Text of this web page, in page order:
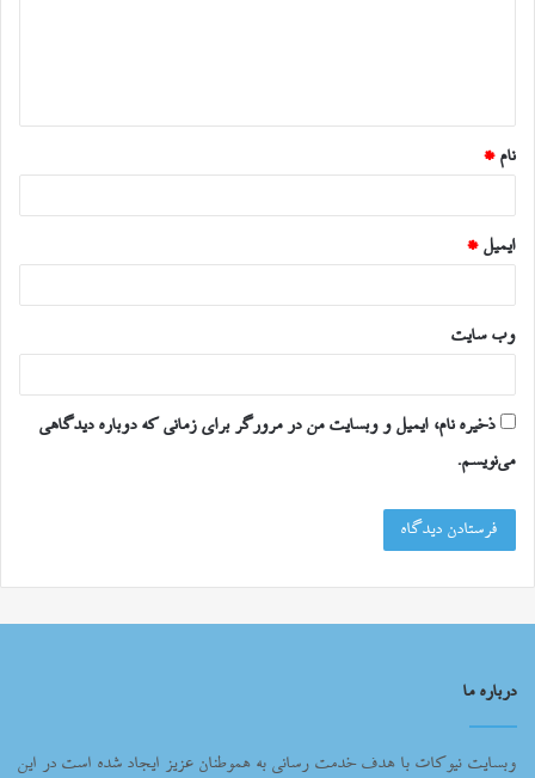
*
نام *
ایمیل *
وب‌ سایت
ذخیره نام، ایمیل و وبسایت من در مرورگر برای زمانی که دوباره دیدگاهی
می‌نویسم.
درباره ما
وبسایت نیوکات با هدف خدمت رسانی به هموطنان عزیز ایجاد شده است در این